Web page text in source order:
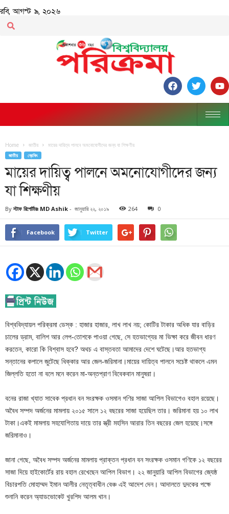
রবি, আগস্ট ৯, ২০২৬
Home জাতীয় মায়ের দায়িত্ব পালনে অমনোযোগীদের জন্য যা শিক্ষণীয়
জাতীয় ব্রেকিং
মায়ের দায়িত্ব পালনে অমনোযোগীদের জন্য
যা শিক্ষণীয়
By স্টাফ রিপোর্টারঃ MD Ashik - জানুয়ারি ২২, ২০১৯ 264 0
Facebook Twitter
বিশ্ববিদ্যায়ল পরিক্রমা ডেস্ক : হাজার হাজার, লাখ লাখ নয়; কোটির টাকার অধিক যার বাড়ির
চালের ড্রাম, বালিশ আর লেপ-তোশকে পাওয়া গেছে, সে হতভাগ্যের মা ভিক্ষা করে জীবন ধারণ
করতেন, কারো কি বিশ্বাস হবে? অথচ এ বাস্তবতা আমাদের দেশে ঘটেছে।আর হতভাগ্য
সন্তানের কপালে জুটেছে ধিক্কার আর জেল-জরিমানা।মায়ের দায়িত্ব পালনে সচেষ্ট থাকলে এমন
জিল্লতি হতো না বলে মনে করেন মা-অন্তপ্রাণ বিবেকবান মানুষরা।
বনের রাজা খ্যাত সাবেক প্রধান বন সংরক্ষক ওসমান গণির সাজা আপিল বিভাগেও বহাল রয়েছে।
অবৈধ সম্পদ অর্জনের মামলায় ২০১৫ সালে ১২ বছরের সাজা হয়েছিল তার। জরিমানা হয় ১০ লাখ
টাকা।একই মামলায় সহযোগিতায় দায়ে তার স্ত্রী মহসিন আরার তিন বছরের জেল হয়েছে।সঙ্গে
জরিমানাও।
জানা গেছে, অবৈধ সম্পদ অর্জনের মামলায় প্রাক্তন প্রধান বন সংরক্ষক ওসমান গণিকে ১২ বছরের
সাজা দিয়ে হাইকোর্টের রায় বহাল রেখেছেন আপিল বিভাগ। ২২ জানুয়ারি আপিল বিভাগের জ্যেষ্ঠ
বিচারপতি মোহাম্মদ ইমান আলীর নেতৃত্বাধীন বেঞ্চ এই আদেশ দেন। আদালতে দুদকের পক্ষে
শুনানি করেন অ্যাডভোকেট খুরশিদ আলম খান।